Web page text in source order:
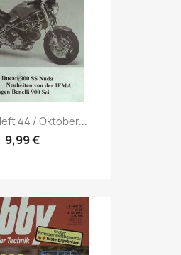
Vorschau
44 / Oktober...
9,99 €